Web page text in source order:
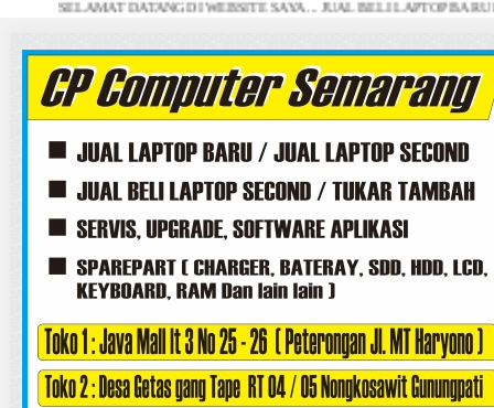
SELAMAT DATANG DI WEBSITE SAYA ... JUAL BELI LAPTOP BARU DAN